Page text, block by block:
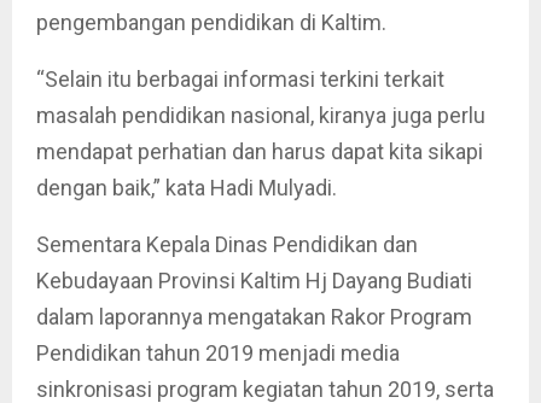
pengembangan pendidikan di Kaltim.
“Selain itu berbagai informasi terkini terkait
masalah pendidikan nasional, kiranya juga perlu
mendapat perhatian dan harus dapat kita sikapi
dengan baik,” kata Hadi Mulyadi.
Sementara Kepala Dinas Pendidikan dan
Kebudayaan Provinsi Kaltim Hj Dayang Budiati
dalam laporannya mengatakan Rakor Program
Pendidikan tahun 2019 menjadi media
sinkronisasi program kegiatan tahun 2019, serta